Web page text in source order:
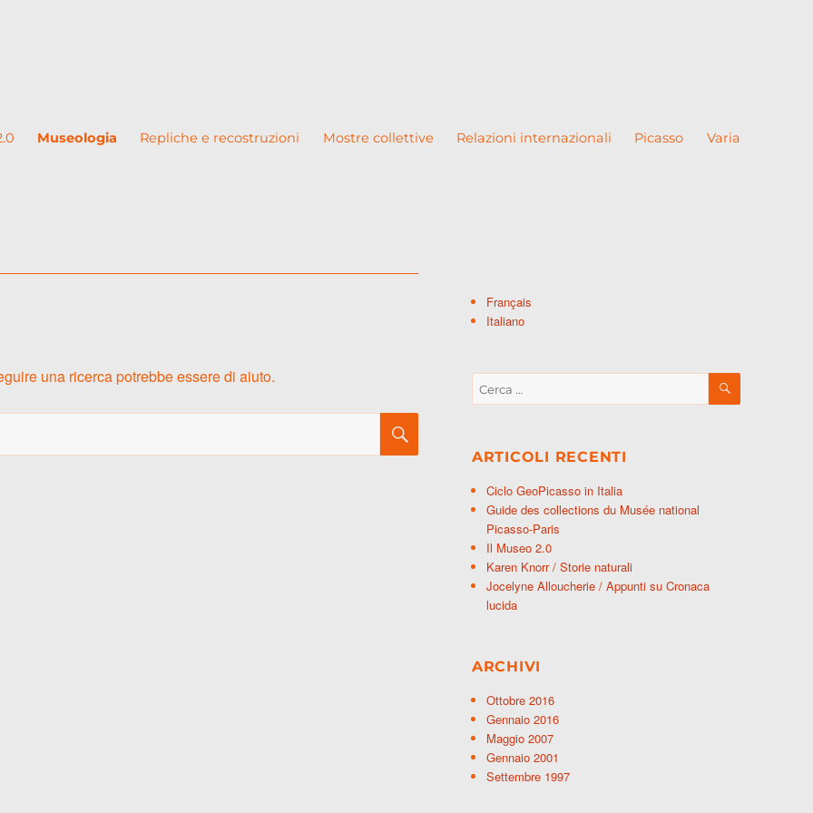
Museologia Repliche e recostruzioni Mostre collettive Relazioni internazionali Picasso Varia
una ricerca potrebbe essere di aiuto.
Français
Italiano
Cerca: CERCA
ARTICOLI RECENTI
Ciclo GeoPicasso in Italia
Guide des collections du Musée national
Picasso-Paris
Il Museo 2.0
Karen Knorr / Storie naturali
Jocelyne Alloucherie / Appunti su Cronaca
lucida
ARCHIVI
Ottobre 2016
Gennaio 2016
Maggio 2007
Gennaio 2001
Settembre 1997